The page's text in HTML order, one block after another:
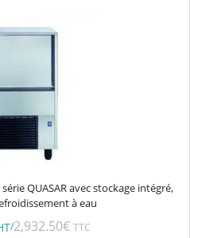
QUASAR avec stockage intégré,
à eau
/2,932.50€ TTC